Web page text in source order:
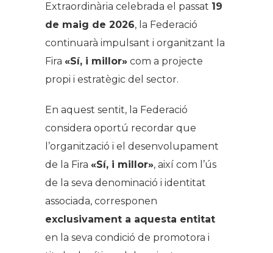
Extraordinària celebrada el passat 19
de maig de 2026, la Federació
continuarà impulsant i organitzant la
Fira «Sí, i millor» com a projecte
propi i estratègic del sector.
En aquest sentit, la Federació
considera oportú recordar que
l’organització i el desenvolupament
de la Fira «Sí, i millor», així com l’ús
de la seva denominació i identitat
associada, corresponen
exclusivament a aquesta entitat
en la seva condició de promotora i